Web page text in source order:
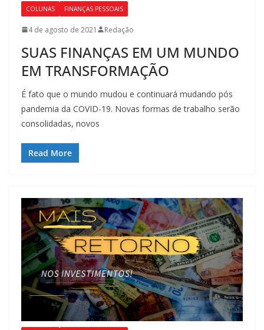
COLUNAS FINANÇAS PESSOAIS
4 de agosto de 2021 Redação
SUAS FINANÇAS EM UM MUNDO
EM TRANSFORMAÇÃO
É fato que o mundo mudou e continuará mudando pós
pandemia da COVID-19. Novas formas de trabalho serão
consolidadas, novos
Read More